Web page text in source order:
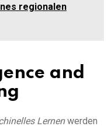
regionalen
and
Lernenwerden